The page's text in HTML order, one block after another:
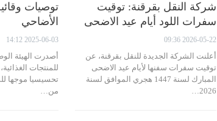
شركة النقل بقرقنة: توقيت
سفرات اللود أيام عيد الاضحى
2026-05-22 09:36
أعلنت الشركة الجديدة للنقل بقرقنة، عن
توقيت سفرات سفنها لأيام عيد الاضحى
المبارك لسنة 1447 هجري الموافق لسنة
2026…
توصيات
الأضاحي
2025-06-03 14:12
أصدرت الهيئة
للمنتجات الغذائية،
تحسيسيا موجها
من…